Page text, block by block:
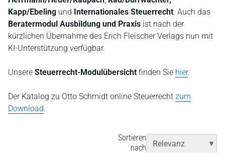
Kapp/Ebeling und Internationales Steuerrecht. Auch das
Beratermodul Ausbildung und Praxis ist nach der
kürzlichen Übernahme des Erich Fleischer Verlags nun mit
KI-Unterstützung verfügbar.
Unsere Steuerrecht-Modulübersicht finden Sie hier.
Der Katalog zu Otto Schmidt online Steuerrecht zum
Download.
Sortieren
nach